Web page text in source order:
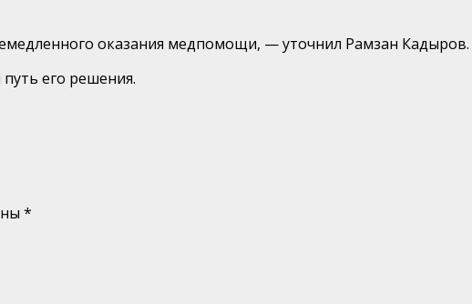
оказания медпомощи, — уточнил Рамзан Кадыров.
его решения.
*